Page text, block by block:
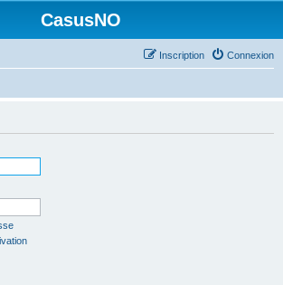
CasusNO
Connexion
Inscription